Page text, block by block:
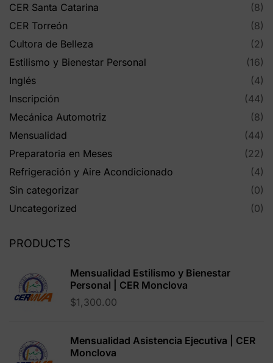
CER Santa Catarina
(8)
CER Torreón
(8)
Cultora de Belleza
(2)
Estilismo y Bienestar Personal
(16)
Inglés
(4)
Inscripción
(44)
Mecánica Automotriz
(8)
Mensualidad
(44)
Preparatoria en Meses
(22)
Refrigeración y Aire Acondicionado
(4)
Sin categorizar
(0)
Uncategorized
(0)
PRODUCTS
Mensualidad Estilismo y Bienestar
Personal | CER Monclova
$1,300.00
Mensualidad Asistencia Ejecutiva | CER
Monclova